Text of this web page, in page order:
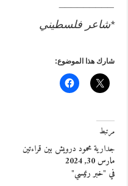
*شاعر فلسطيني
شارك هذا الموضوع:
مرتبط
جدارية محمود درويش بين قراءتين
مارس 30, 2024
في "خبر رئيسي"